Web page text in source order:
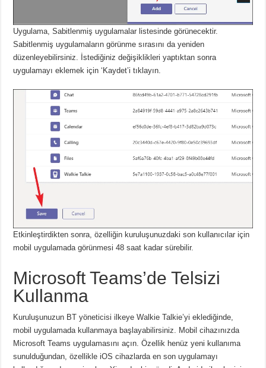
Uygulama, Sabitlenmiş uygulamalar listesinde görünecektir.
Sabitlenmiş uygulamaların görünme sırasını da yeniden
düzenleyebilirsiniz. İstediğiniz değişiklikleri yaptıktan sonra
uygulamayı eklemek için ‘Kaydet’i tıklayın.
Etkinleştirdikten sonra, özelliğin kuruluşunuzdaki son kullanıcılar için
mobil uygulamada görünmesi 48 saat kadar sürebilir.
Microsoft Teams’de Telsizi
Kullanma
Kuruluşunuzun BT yöneticisi ilkeye Walkie Talkie’yi eklediğinde,
mobil uygulamada kullanmaya başlayabilirsiniz.
Mobil cihazınızda
Microsoft Teams uygulamasını açın.Özellik henüz yeni kullanıma
sunulduğundan, özellikle iOS cihazlarda en son uygulamayı